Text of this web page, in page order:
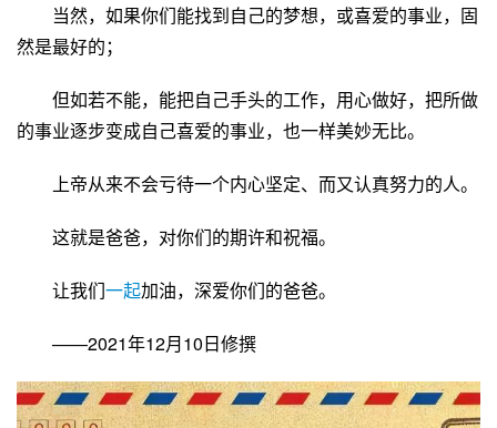
当然，如果你们能找到自己的梦想，或喜爱的事业，固
然是最好的；
但如若不能，能把自己手头的工作，用心做好，把所做
的事业逐步变成自己喜爱的事业，也一样美妙无比。
上帝从来不会亏待一个内心坚定、而又认真努力的人。
这就是爸爸，对你们的期许和祝福。
让我们一起加油，深爱你们的爸爸。
——2021年12月10日修撰